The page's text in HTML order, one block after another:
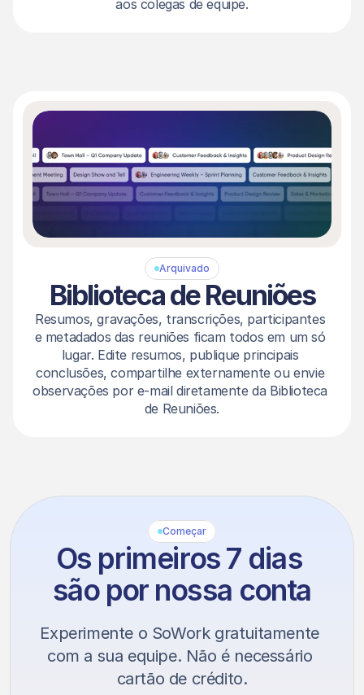
aos colegas de equipe.
Arquivado
Biblioteca de Reuniões
Resumos, gravações, transcrições, participantes
e metadados das reuniões ficam todos em um só
lugar. Edite resumos, publique principais
conclusões, compartilhe externamente ou envie
observações por e-mail diretamente da Biblioteca
de Reuniões.
Começar
Os primeiros 7 dias
são por nossa conta
Experimente o SoWork gratuitamente
com a sua equipe. Não é necessário
cartão de crédito.